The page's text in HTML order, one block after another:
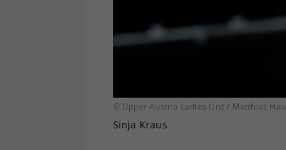
© Upper Austria Ladies Linz / Matthias
Sinja Kraus